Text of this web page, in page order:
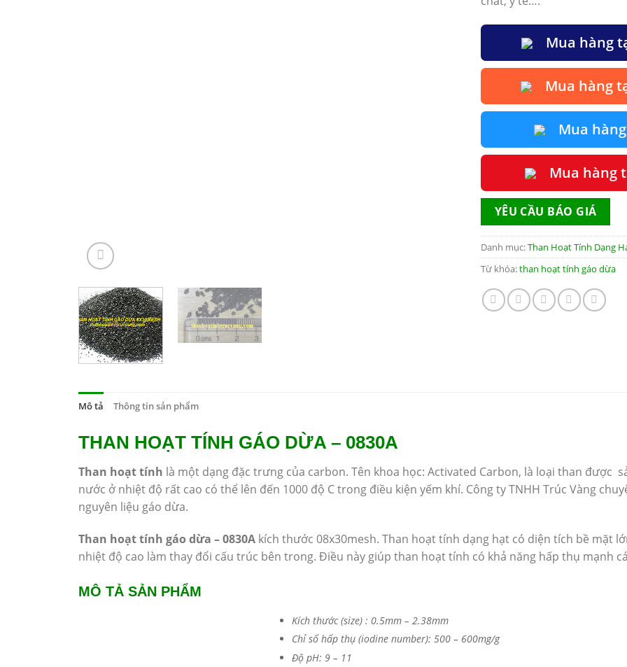
Mua hàng
Mua hàng
Mua
Mua hàng
YÊU CẦU BÁO GIÁ
Danh mục:Than Hoạt Tính Dạng
Từ khóa:than hoạt tính gáo dừa
Mô tả Thông tin sản phẩm
THAN HOẠT TÍNH GÁO DỪA – 0830A
Than hoạt tính là một dạng đặc trưng của carbon. Tên khoa học: Activated Carbon, là loại than được
nước ở nhiệt độ rất cao có thể lên đến 1000 độ C trong điều kiện yếm khí. Công ty TNHH Trúc Vàng
nguyên liệu gáo dừa.
Than hoạt tính gáo dừa – 0830A kích thước 08x30mesh. Than hoạt tính dạng hạt có diện tích bề mặt
nhiệt độ cao làm thay đổi cấu trúc bên trong. Điều này giúp than hoạt tính có khả năng hấp thụ mạnh
MÔ TẢ SẢN PHẨM
Kích thước (size) : 0.5mm – 2.38mm
Chỉ số hấp thụ (iodine number): 500 – 600mg/g
Độ pH: 9 – 11